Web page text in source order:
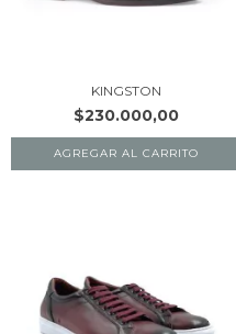
KINGSTON
$230.000,00
AGREGAR AL CARRITO